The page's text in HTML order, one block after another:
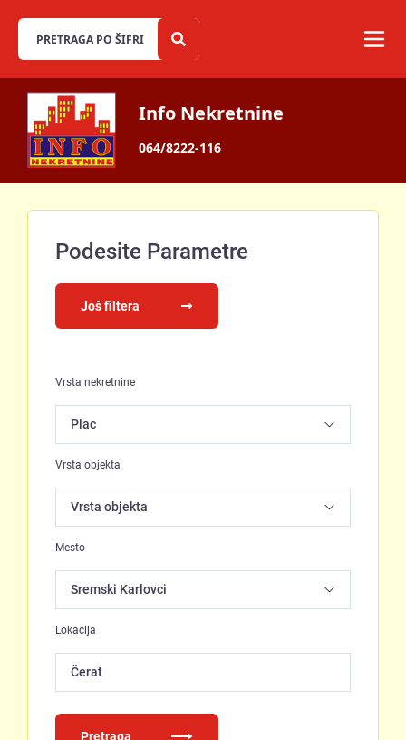
Info Nekretnine
064/8222-116
Podesite Parametre
Još filtera
Vrsta nekretnine
Vrsta objekta
Mesto
Lokacija
Čerat
Pretraga